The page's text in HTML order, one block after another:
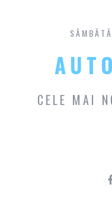
CELE MAI